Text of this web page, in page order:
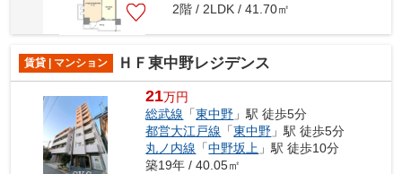
2階 / 2LDK / 41.70㎡
賃貸 | マンション ＨＦ東中野レジデンス
21万円
総武線 「東中野 」駅 徒歩5分
都営大江戸線 「東中野 」駅 徒歩5分
丸ノ内線 「中野坂上 」駅 徒歩10分
築19年 / 40.05㎡